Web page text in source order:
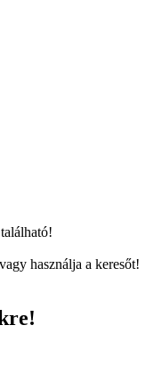
használja a keresőt!